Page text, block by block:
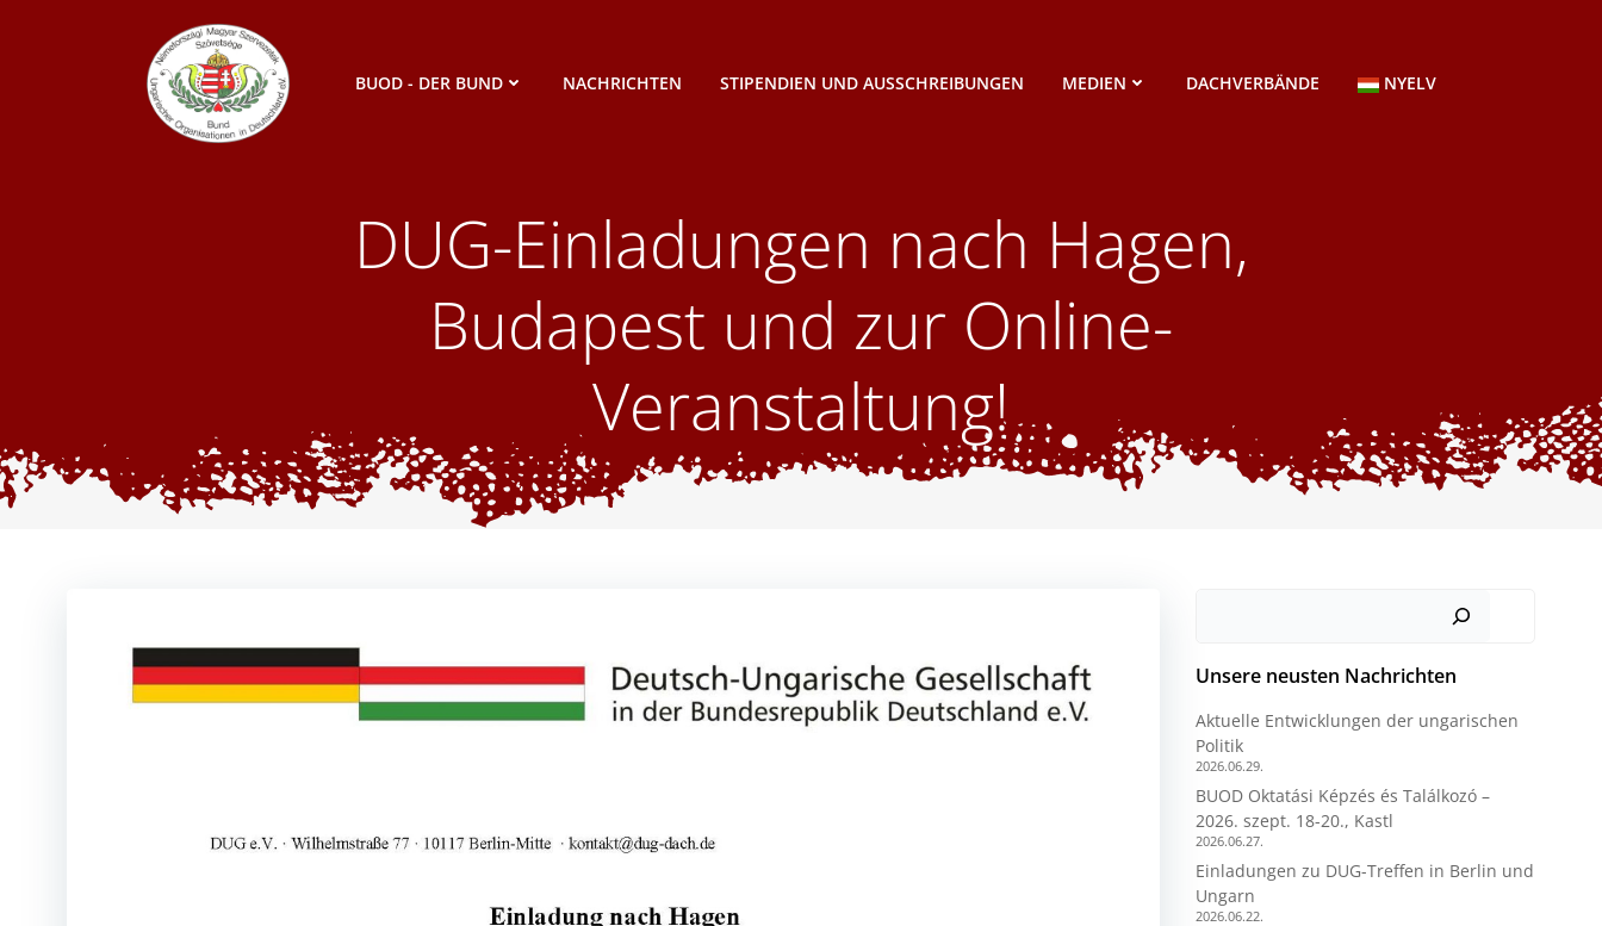
BUOD - DER BUND NACHRICHTEN STIPENDIEN UND AUSSCHREIBUNGEN MEDIEN DACHVERBÄNDE NYELV
DUG-Einladungen nach Hagen,
Budapest und zur Online-
Veranstaltung!
Unsere neusten Nachrichten
Aktuelle Entwicklungen der ungarischen
Politik
2026.06.29.
BUOD Oktatási Képzés és Találkozó –
2026. szept. 18-20., Kastl
2026.06.27.
Einladungen zu DUG-Treffen in Berlin und
Ungarn
2026.06.22.